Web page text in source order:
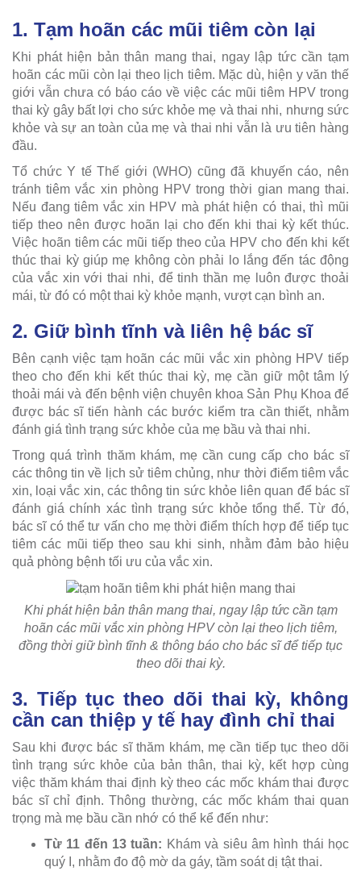
1. Tạm hoãn các mũi tiêm còn lại
Khi phát hiện bản thân mang thai, ngay lập tức cần tạm
hoãn các mũi còn lại theo lịch tiêm. Mặc dù, hiện y văn thế
giới vẫn chưa có báo cáo về việc các mũi tiêm HPV trong
thai kỳ gây bất lợi cho sức khỏe mẹ và thai nhi, nhưng sức
khỏe và sự an toàn của mẹ và thai nhi vẫn là ưu tiên hàng
đầu.
Tổ chức Y tế Thế giới (WHO) cũng đã khuyến cáo, nên
tránh tiêm vắc xin phòng HPV trong thời gian mang thai.
Nếu đang tiêm vắc xin HPV mà phát hiện có thai, thì mũi
tiếp theo nên được hoãn lại cho đến khi thai kỳ kết thúc.
Việc hoãn tiêm các mũi tiếp theo của HPV cho đến khi kết
thúc thai kỳ giúp mẹ không còn phải lo lắng đến tác động
của vắc xin với thai nhi, để tinh thần mẹ luôn được thoải
mái, từ đó có một thai kỳ khỏe mạnh, vượt cạn bình an.
2. Giữ bình tĩnh và liên hệ bác sĩ
Bên cạnh việc tạm hoãn các mũi vắc xin phòng HPV tiếp
theo cho đến khi kết thúc thai kỳ, mẹ cần giữ một tâm lý
thoải mái và đến bệnh viện chuyên khoa Sản Phụ Khoa để
được bác sĩ tiến hành các bước kiểm tra cần thiết, nhằm
đánh giá tình trạng sức khỏe của mẹ bầu và thai nhi.
Trong quá trình thăm khám, mẹ cần cung cấp cho bác sĩ
các thông tin về lịch sử tiêm chủng, như thời điểm tiêm vắc
xin, loại vắc xin, các thông tin sức khỏe liên quan để bác sĩ
đánh giá chính xác tình trạng sức khỏe tổng thể. Từ đó,
bác sĩ có thể tư vấn cho mẹ thời điểm thích hợp để tiếp tục
tiêm các mũi tiếp theo sau khi sinh, nhằm đảm bảo hiệu
quả phòng bệnh tối ưu của vắc xin.
Khi phát hiện bản thân mang thai, ngay lập tức cần tạm
hoãn các mũi vắc xin phòng HPV còn lại theo lịch tiêm,
đồng thời giữ bình tĩnh & thông báo cho bác sĩ để tiếp tục
theo dõi thai kỳ.
3. Tiếp tục theo dõi thai kỳ, không
cần can thiệp y tế hay đình chỉ thai
Sau khi được bác sĩ thăm khám, mẹ cần tiếp tục theo dõi
tình trạng sức khỏe của bản thân, thai kỳ, kết hợp cùng
việc thăm khám thai định kỳ theo các mốc khám thai được
bác sĩ chỉ định. Thông thường, các mốc khám thai quan
trọng mà mẹ bầu cần nhớ có thể kể đến như:
Từ 11 đến 13 tuần: Khám và siêu âm hình thái học
quý I, nhằm đo độ mờ da gáy, tầm soát dị tật thai.